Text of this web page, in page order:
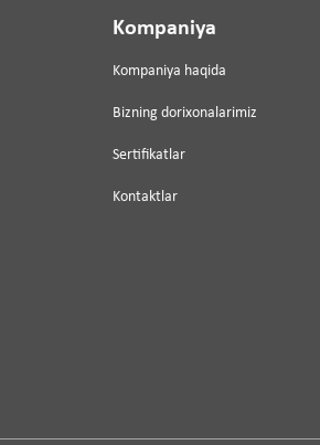
Kompaniya
Kompaniya haqida
Bizning dorixonalarimiz
Sertifikatlar
Kontaktlar